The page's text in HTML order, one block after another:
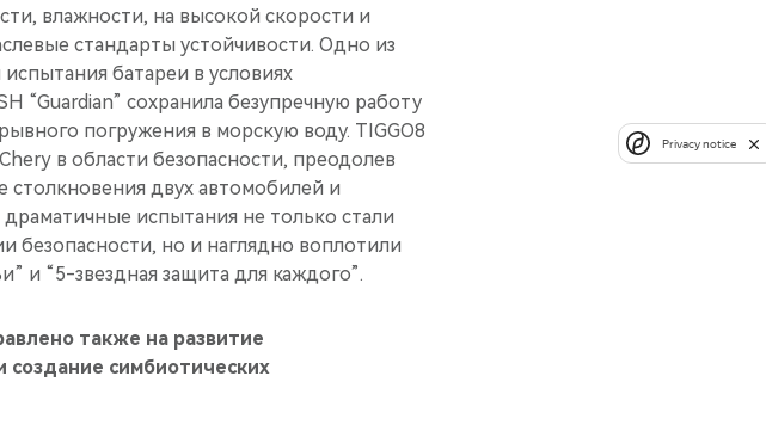
влажности, на высокой скорости и
стандарты устойчивости. Одно из
батареи в условиях
“Guardian” сохранила безупречную работу
погружения в морскую воду. TIGGO8
в области безопасности, преодолев
столкновения двух автомобилей и
испытания не только стали
безопасности, но и наглядно воплотили
и “5-звездная защита для каждого”.
также на развитие
симбиотических
Privacy notice